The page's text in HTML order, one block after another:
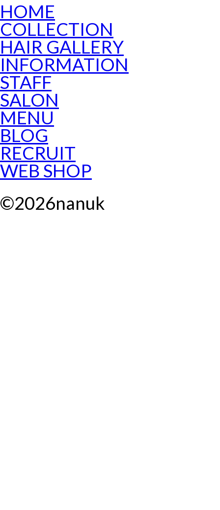
HOME
COLLECTION
HAIR GALLERY
INFORMATION
STAFF
SALON
MENU
BLOG
RECRUIT
WEB SHOP
©2026nanuk